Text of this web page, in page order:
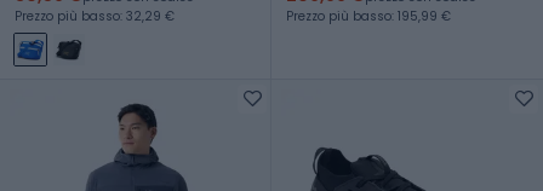
Prezzo più basso: 32,29 €
Prezzo più basso: 195,99 €